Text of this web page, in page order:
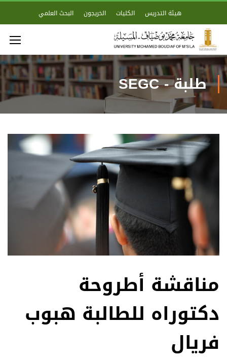
هيئة التدريس الكليات الخريجون البحث العلمي
طلبة - SEGC
مناقشة أطروحة
دكتوراه للطالبة هبوب
فريال